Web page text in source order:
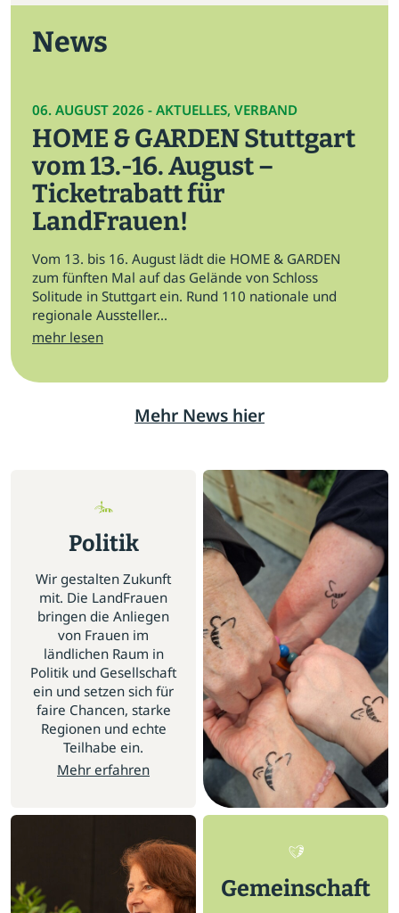
News
06. AUGUST 2026 - AKTUELLES, VERBAND
HOME & GARDEN Stuttgart
vom 13.-16. August –
Ticketrabatt für
LandFrauen!
Vom 13. bis 16. August lädt die HOME & GARDEN
zum fünften Mal auf das Gelände von Schloss
Solitude in Stuttgart ein. Rund 110 nationale und
regionale Aussteller...
mehr lesen
Mehr News hier
Politik
Wir gestalten Zukunft
mit. Die LandFrauen
bringen die Anliegen
von Frauen im
ländlichen Raum in
Politik und Gesellschaft
ein und setzen sich für
faire Chancen, starke
Regionen und echte
Teilhabe ein.
Mehr erfahren
Gemeinschaft